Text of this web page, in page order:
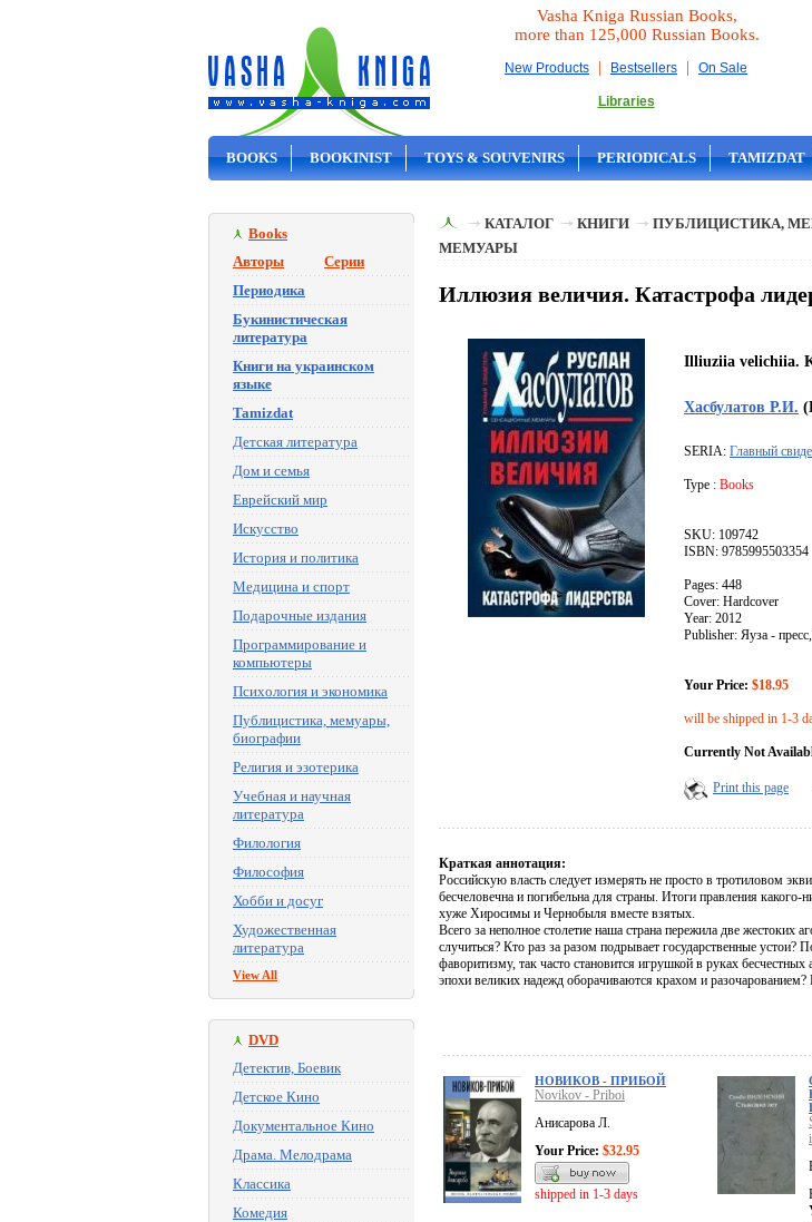
Vasha Kniga Russian Books,
more than 125,000 Russian Books.
New Products | Bestsellers | On Sale
Libraries
BOOKS BOOKINIST TOYS & SOUVENIRS PERIODICALS TAMIZDAT
Books
Авторы
Серии
Периодика
Букинистическая
литература
Книги на украинском
языке
Tamizdat
Детская литература
Дом и семья
Еврейский мир
Искусство
История и политика
Медицина и спорт
Подарочные издания
Программирование и
компьютеры
Психология и экономика
Публицистика, мемуары,
биографии
Религия и эзотерика
Учебная и научная
литература
Филология
Философия
Хобби и досуг
Художественная
литература
View All
DVD
Детектив, Боевик
Детское Кино
Документальное Кино
Драма. Мелодрама
Классика
Комедия
КАТАЛОГ КНИГИ ПУБЛИЦИСТИКА,
МЕМУАРЫ
Иллюзия величия. Катастрофа
Illiuziia velichiia.
Хасбулатов Р.И.
SERIA: Главный
Type : Books
SKU: 109742
ISBN: 9785995503354
Pages: 448
Cover: Hardcover
Year: 2012
Publisher: Яуза -
Your Price: $18.95
will be shipped in 1-3
Currently Not
Print this page
Краткая аннотация:
Российскую власть следует измерять не просто в тротиловом
бесчеловечна и погибельна для страны. Итоги правления
хуже Хиросимы и Чернобыля вместе взятых.
Всего за неполное столетие наша страна пережила две
случиться? Кто раз за разом подрывает государственные
фаворитизму, так часто становится игрушкой в руках
эпохи великих надежд оборачиваются крахом и
НОВИКОВ - ПРИБОЙ
Novikov - Priboi
Анисарова Л.
Your Price: $32.95
shipped in 1-3 days